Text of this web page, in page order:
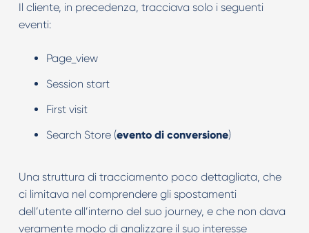
Il cliente, in precedenza, tracciava solo i seguenti
eventi:
Page_view
Session start
First visit
Search Store (evento di conversione)
Una struttura di tracciamento poco dettagliata, che
ci limitava nel comprendere gli spostamenti
dell’utente all’interno del suo journey, e che non dava
veramente modo di analizzare il suo interesse